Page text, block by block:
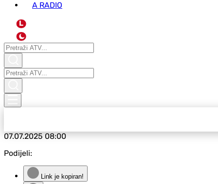
A RADIO
L
07.07.202508:00
Podijeli:
Link je kopiran!